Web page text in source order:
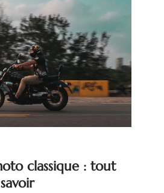
classique : tout